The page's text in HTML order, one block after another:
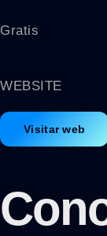
Gratis
WEBSITE
Visitar web